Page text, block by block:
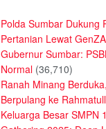
Polda Sumbar Dukung
Pertanian Lewat
Gubernur Sumbar:
Normal (36,710)
Ranah Minang
Berpulang ke
Keluarga Besar SMPN